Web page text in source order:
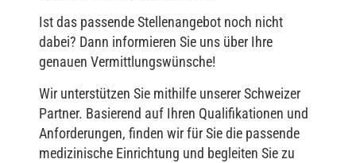
Ist das passende Stellenangebot noch nicht
dabei? Dann informieren Sie uns über Ihre
genauen Vermittlungswünsche!
Wir unterstützen Sie mithilfe unserer Schweizer
Partner. Basierend auf Ihren Qualifikationen und
Anforderungen, finden wir für Sie die passende
medizinische Einrichtung und begleiten Sie zu